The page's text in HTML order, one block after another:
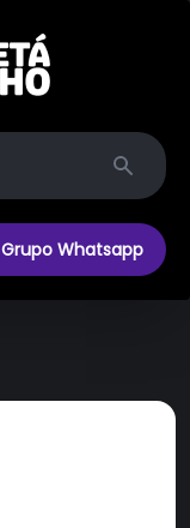
Search
Grupo Whatsapp